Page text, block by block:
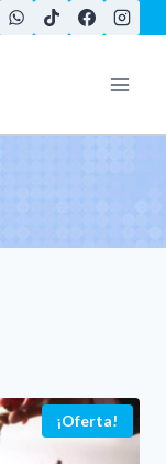
¡Oferta!